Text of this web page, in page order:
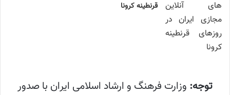
قرنطینه کرونا
توجه: وزارت فرهنگ و ارشاد اسلامی ایران با صدور